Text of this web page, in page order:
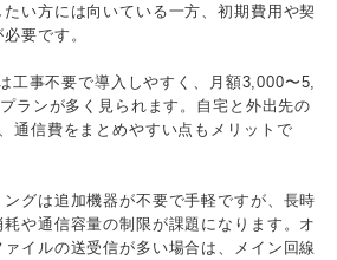
い方には向いている一方、初期費用や契
要です。
工事不要で導入しやすく、月額3,000〜5,
ランが多く見られます。自宅と外出先の
通信費をまとめやすい点もメリットで
グは追加機器が不要で手軽ですが、長時
や通信容量の制限が課題になります。オ
イルの送受信が多い場合は、メイン回線